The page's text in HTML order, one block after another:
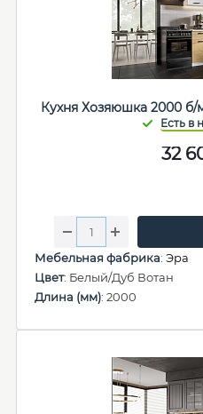
Кухня Хозяюшка 2000
32
Мебельная фабрика: Эра
Цвет: Белый/Дуб Вотан
Длина (мм): 2000